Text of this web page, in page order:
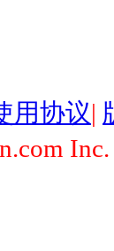
用协议|